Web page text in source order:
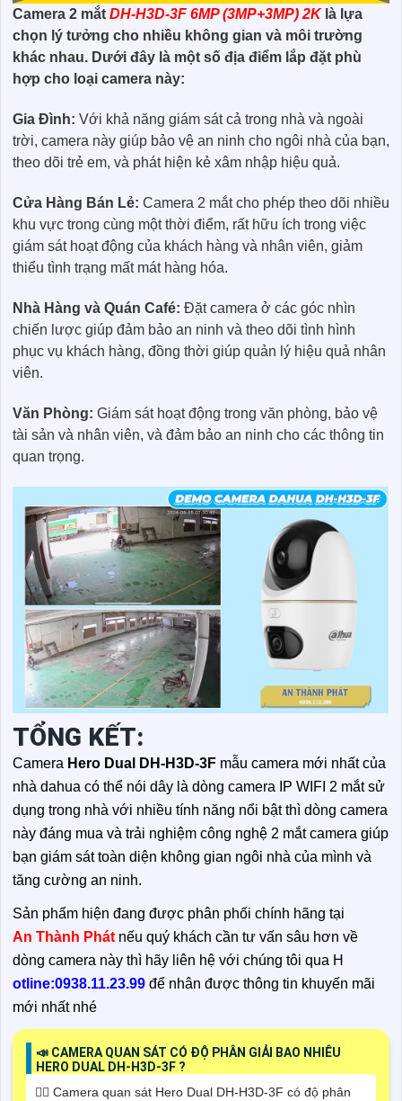
Camera 2 mắt DH-H3D-3F 6MP (3MP+3MP) 2Klà lựa
chọn lý tưởng cho nhiều không gian và môi trường
khác nhau. Dưới đây là một số địa điểm lắp đặt phù
hợp cho loại camera này:
Gia Đình: Với khả năng giám sát cả trong nhà và ngoài
trời, camera này giúp bảo vệ an ninh cho ngôi nhà của bạn,
theo dõi trẻ em, và phát hiện kẻ xâm nhập hiệu quả.
Cửa Hàng Bán Lẻ: Camera 2 mắt cho phép theo dõi nhiều
khu vực trong cùng một thời điểm, rất hữu ích trong việc
giám sát hoạt động của khách hàng và nhân viên, giảm
thiểu tình trạng mất mát hàng hóa.
Nhà Hàng và Quán Café: Đặt camera ở các góc nhìn
chiến lược giúp đảm bảo an ninh và theo dõi tình hình
phục vụ khách hàng, đồng thời giúp quản lý hiệu quả nhân
viên.
Văn Phòng: Giám sát hoạt động trong văn phòng, bảo vệ
tài sản và nhân viên, và đảm bảo an ninh cho các thông tin
quan trọng.
TỔNG KẾT:
Camera Hero Dual DH-H3D-3F mẫu camera mới nhất của
nhà dahua có thể nói dây là dòng camera IP WIFI 2 mắt sử
dụng trong nhà với nhiều tính năng nổi bật thì dòng camera
này đáng mua và trải nghiệm công nghệ 2 mắt camera giúp
bạn giám sát toàn diện không gian ngôi nhà của mình và
tăng cường an ninh.
Sản phẩm hiện đang được phân phối chính hãng tại
An Thành Phát nếu quý khách cần tư vấn sâu hơn về
dòng camera này thì hãy liên hệ với chúng tôi qua H
otline:0938.11.23.99 để nhân được thông tin khuyến mãi
mới nhất nhé
📣 CAMERA QUAN SÁT CÓ ĐỘ PHÂN GIẢI BAO NHIÊU
HERO DUAL DH-H3D-3F ?
🙆‍♀️ Camera quan sát Hero Dual DH-H3D-3F có độ phân